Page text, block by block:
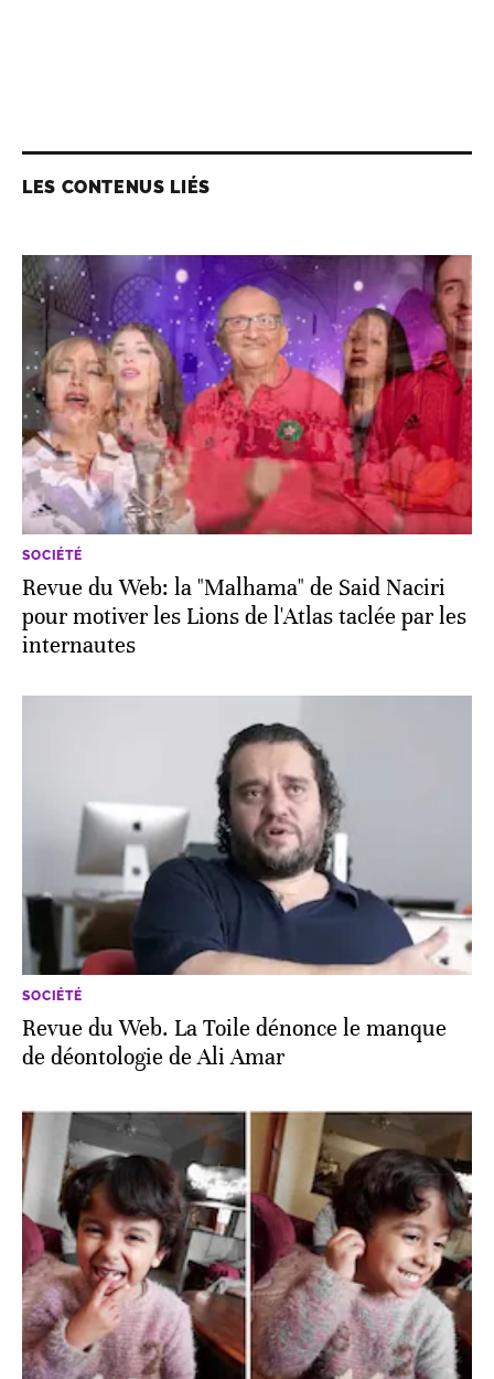
LES CONTENUS LIÉS
SOCIÉTÉ
Revue du Web: la "Malhama" de Said Naciri
pour motiver les Lions de l'Atlas taclée par les
internautes
SOCIÉTÉ
Revue du Web. La Toile dénonce le manque
de déontologie de Ali Amar